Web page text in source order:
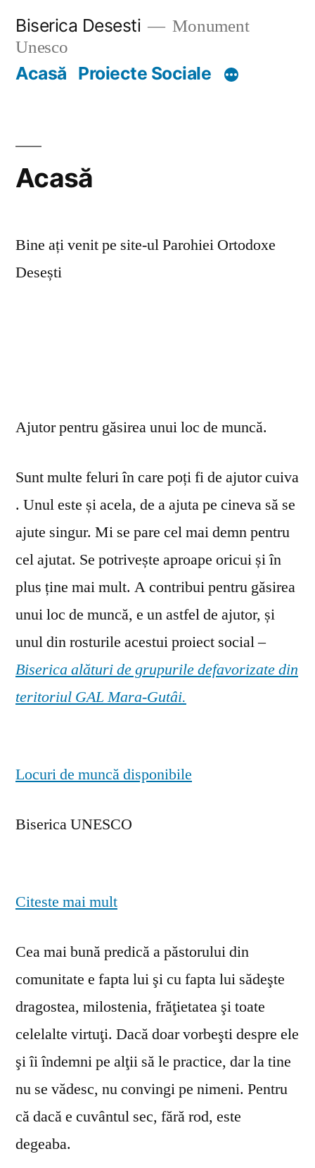
content
Biserica Desesti
Monument
Unesco
Acasă Proiecte Sociale
Acasă
Bine ați venit pe site-ul Parohiei Ortodoxe
Desești
Ajutor pentru găsirea unui loc de muncă.
Sunt multe feluri în care poți fi de ajutor cuiva
. Unul este și acela, de a ajuta pe cineva să se
ajute singur. Mi se pare cel mai demn pentru
cel ajutat. Se potrivește aproape oricui și în
plus ține mai mult. A contribui pentru găsirea
unui loc de muncă, e un astfel de ajutor, și
unul din rosturile acestui proiect social –
Biserica alături de grupurile defavorizate din
teritoriul GAL Mara-Gutâi.
Locuri de muncă disponibile
Biserica UNESCO
Citeste mai mult
Cea mai bună predică a păstorului din
comunitate e fapta lui şi cu fapta lui sădeşte
dragostea, milostenia, frăţietatea şi toate
celelalte virtuţi. Dacă doar vorbeşti despre ele
şi îi îndemni pe alţii să le practice, dar la tine
nu se vă­desc, nu convingi pe nimeni. Pentru
că dacă e cuvântul sec, fără rod, este
degeaba.